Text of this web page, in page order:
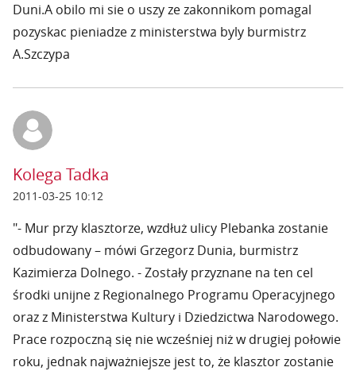
Duni.A obilo mi sie o uszy ze zakonnikom pomagal
pozyskac pieniadze z ministerstwa byly burmistrz
A.Szczypa
Kolega Tadka
2011-03-25 10:12
"- Mur przy klasztorze, wzdłuż ulicy Plebanka zostanie
odbudowany – mówi Grzegorz Dunia, burmistrz
Kazimierza Dolnego. - Zostały przyznane na ten cel
środki unijne z Regionalnego Programu Operacyjnego
oraz z Ministerstwa Kultury i Dziedzictwa Narodowego.
Prace rozpoczną się nie wcześniej niż w drugiej połowie
roku, jednak najważniejsze jest to, że klasztor zostanie